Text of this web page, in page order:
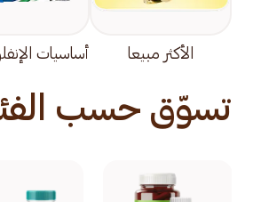
الأكثر مبيعا أساسيات
تسوّق حسب